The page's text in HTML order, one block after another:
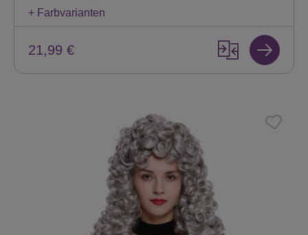
+ Farbvarianten
21,99 €